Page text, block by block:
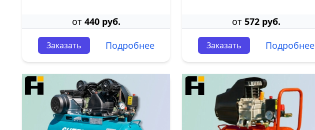
от 440 руб.
Заказать Подробнее
от 572 руб.
Заказать Подробнее